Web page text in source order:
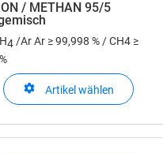
/ METHAN 95/5
4 /ArAr ≥ 99,998 % / CH4 ≥
Artikel wählen